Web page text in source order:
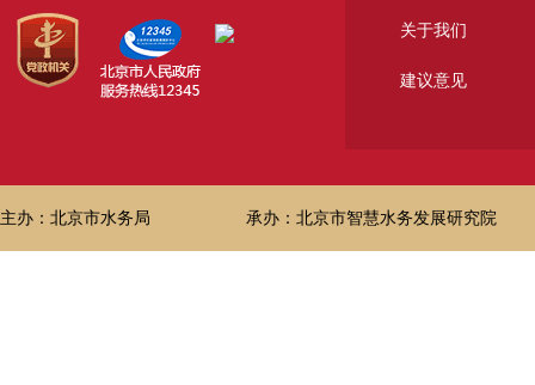
关于我们
建议意见
主办：北京市水务局 承办：北京市智慧水务发展研究院